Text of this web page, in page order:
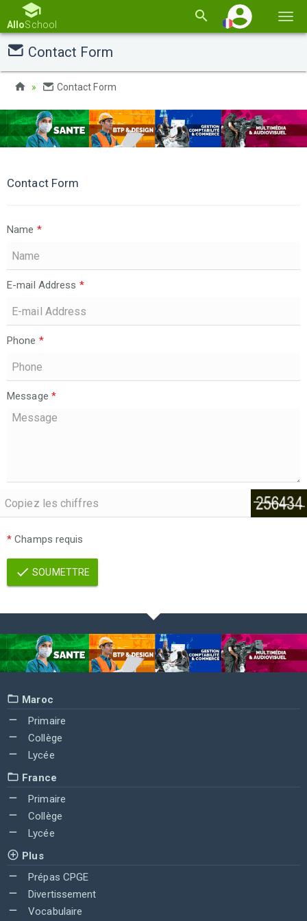
la
AlloSchool
Contact Form
Contact Form
Contact Form
Name *
E-mail Address *
Phone *
Message *
* Champs requis
SOUMETTRE
Maroc
Primaire
Collège
Lycée
France
Primaire
Collège
Lycée
Plus
Prépas CPGE
Divertissement
Vocabulaire